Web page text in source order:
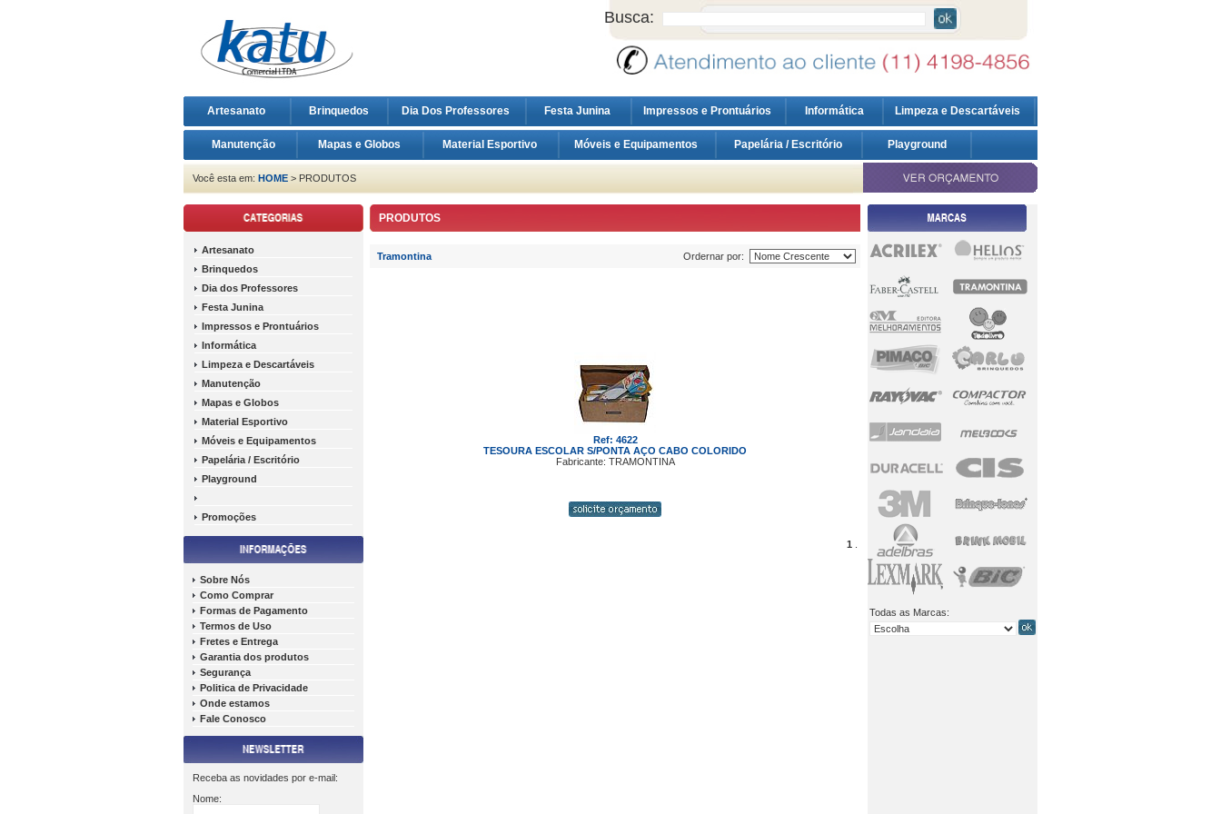
Busca:
Artesanato Brinquedos Dia Dos Professores Festa Junina Impressos e Prontuários Informática Limpeza e Descartáveis
Manutenção Mapas e Globos Material Esportivo Móveis e Equipamentos Papelária / Escritório Playground
Você esta em: HOME > PRODUTOS
Artesanato
Brinquedos
Dia dos Professores
Festa Junina
Impressos e Prontuários
Informática
Limpeza e Descartáveis
Manutenção
Mapas e Globos
Material Esportivo
Móveis e Equipamentos
Papelária / Escritório
Playground
Promoções
Sobre Nós
Como Comprar
Formas de Pagamento
Termos de Uso
Fretes e Entrega
Garantia dos produtos
Segurança
Politica de Privacidade
Onde estamos
Fale Conosco
Receba as novidades por e-mail:
Nome:
PRODUTOS
Tramontina Ordernar por:
Ref: 4622
TESOURA ESCOLAR S/PONTA AÇO CABO COLORIDO
Fabricante: TRAMONTINA
1
Todas as Marcas: